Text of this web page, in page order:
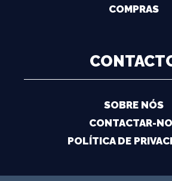
COMPRAS
SOBRE NÓS
CONTACTAR-
POLÍTICA DE